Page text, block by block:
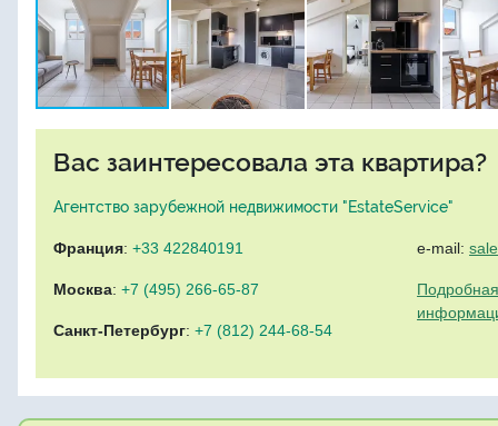
Вас заинтересовала эта квартира?
Агентство зарубежной недвижимости "EstateService"
Франция: +33 422840191
Москва: +7 (495) 266-65-87
Санкт-Петербург: +7 (812) 244-68-54
e-mail: